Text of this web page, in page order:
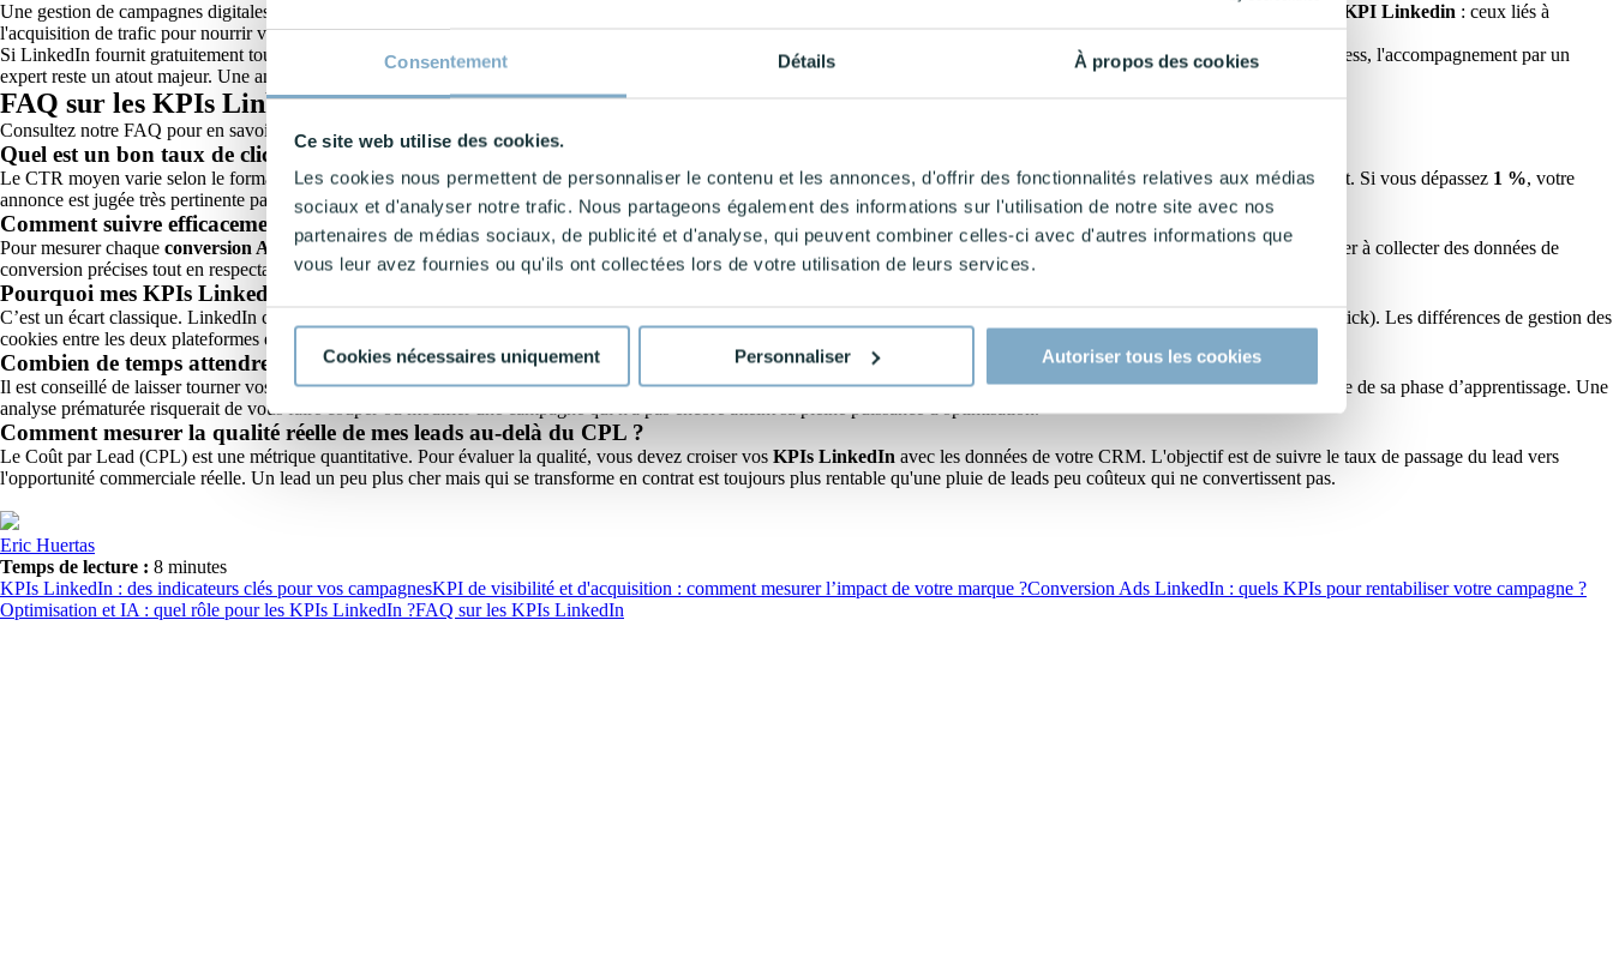
Consentement Détails À propos des cookies
Ce site web utilise des cookies.
Les cookies nous permettent de personnaliser le contenu et les annonces, d'offrir des fonctionnalités relatives aux médias
sociaux et d'analyser notre trafic. Nous partageons également des informations sur l'utilisation de notre site avec nos
partenaires de médias sociaux, de publicité et d'analyse, qui peuvent combiner celles-ci avec d'autres informations que
vous leur avez fournies ou qu'ils ont collectées lors de votre utilisation de leurs services.
Cookies nécessaires uniquement Personnaliser Autoriser tous les cookies
Une gestion de campagnes digitales sur LinkedIn sans suivre rigoureusement ces différents KPIs revient à naviguer sans boussole. Aujourd'hui, il existe deux principaux types de KPI Linkedin : ceux liés à
l'acquisition de trafic pour nourrir votre notoriété, et ceux liés à la génération de leads pour garantir votre croissance.
Si LinkedIn fournit gratuitement toutes les données via son Campaign Manager, le véritable défi réside dans leur interprétation. Pour transformer ces chiffres en opportunités business, l'accompagnement par un
expert reste un atout majeur. Une analyse fine permet de comprendre vos résultats, et vous aide à garantir la réussite de vos campagnes.
FAQ sur les KPIs LinkedIn
Consultez notre FAQ pour en savoir plus sur les KPIs LinkedIn
Quel est un bon taux de clic (CTR) moyen sur LinkedIn ?
Le CTR moyen varie selon le format de l'annonce. Pour du contenu sponsorisé classique (Single Image), un taux de clic situé entre0,40 % et 0,60 %est considéré comme correct. Si vous dépassez 1 %, votre
annonce est jugée très pertinente par l'audience ciblée, ce qui favorise une baisse de vos coûts de diffusion.
Comment suivre efficacement une conversion Ads LinkedIn ?
Pour mesurer chaque conversion Ads LinkedIn, l'installation de l'Insight Tagest nécessaire. En 2026, il est également crucial d'implémenter le Consent Mode V2pour continuer à collecter des données de
conversion précises tout en respectant le RGPD. Sans ce réglage technique, vos KPIs de conversion risquent d'être fortement sous-estimés.
Pourquoi mes KPIs LinkedIn diffèrent-ils de ceux de Google Analytics ?
C’est un écart classique. LinkedIn comptabilise souvent les conversions "après vue" (view-through), tandis que Google Analytics se base généralement sur le "dernier clic" (last-click). Les différences de gestion des
cookies entre les deux plateformes expliquent aussi ces décalages de données.
Combien de temps attendre avant d'analyser les KPIs d'une campagne ?
Il est conseillé de laisser tourner vos publicités au moins7 à 10 joursavant d'analyser ses résultats à l'aide des KPIs LinkedIn. C’est le temps nécessaire pour que l’algorithme sorte de sa phase d’apprentissage. Une
analyse prématurée risquerait de vous faire couper ou modifier une campagne qui n'a pas encore atteint sa pleine puissance d'optimisation.
Comment mesurer la qualité réelle de mes leads au-delà du CPL ?
Le Coût par Lead (CPL) est une métrique quantitative. Pour évaluer la qualité, vous devez croiser vos KPIs LinkedIn avec les données de votre CRM. L'objectif est de suivre le taux de passage du lead vers
l'opportunité commerciale réelle. Un lead un peu plus cher mais qui se transforme en contrat est toujours plus rentable qu'une pluie de leads peu coûteux qui ne convertissent pas.
Eric Huertas
Temps de lecture : 8 minutes
KPIs LinkedIn : des indicateurs clés pour vos campagnesKPI de visibilité et d'acquisition : comment mesurer l’impact de votre marque ?Conversion Ads LinkedIn : quels KPIs pour rentabiliser votre campagne ?
Optimisation et IA : quel rôle pour les KPIs LinkedIn ?FAQ sur les KPIs LinkedIn